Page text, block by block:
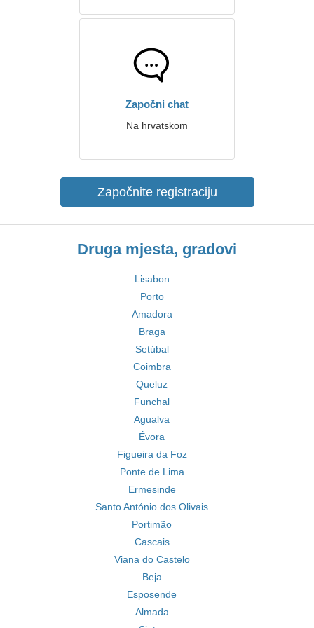
Započni chat
Na hrvatskom
Započnite registraciju
Druga mjesta, gradovi
Lisabon
Porto
Amadora
Braga
Setúbal
Coimbra
Queluz
Funchal
Agualva
Évora
Figueira da Foz
Ponte de Lima
Ermesinde
Santo António dos Olivais
Portimão
Cascais
Viana do Castelo
Beja
Esposende
Almada